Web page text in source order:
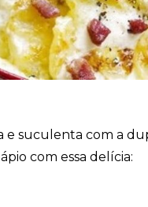
e suculenta com a
com essa delícia: